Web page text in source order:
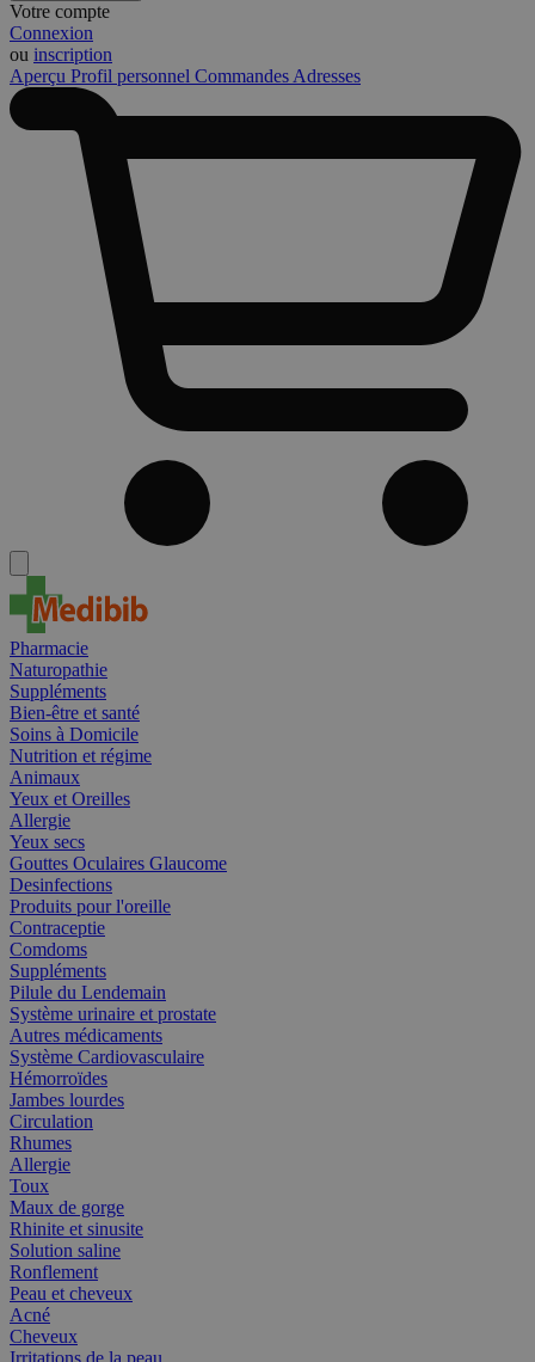
Votre compte
Connexion
ou inscription
Aperçu Profil personnel Commandes Adresses
Pharmacie
Naturopathie
Suppléments
Bien-être et santé
Soins à Domicile
Nutrition et régime
Animaux
Yeux et Oreilles
Allergie
Yeux secs
Gouttes Oculaires Glaucome
Desinfections
Produits pour l'oreille
Contraceptie
Comdoms
Suppléments
Pilule du Lendemain
Système urinaire et prostate
Autres médicaments
Système Cardiovasculaire
Hémorroïdes
Jambes lourdes
Circulation
Rhumes
Allergie
Toux
Maux de gorge
Rhinite et sinusite
Solution saline
Ronflement
Peau et cheveux
Acné
Cheveux